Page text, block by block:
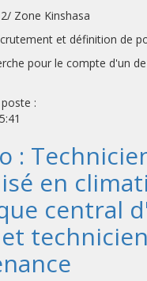
Zone Kinshasa
et définition de
pour le compte d'un
:
:
en
central